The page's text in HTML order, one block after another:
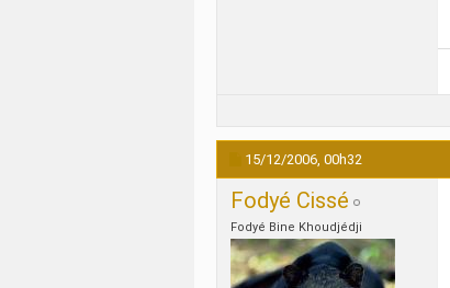
15/12/2006, 00h32
Fodyé Cissé
Fodyé Bine Khoudjédji